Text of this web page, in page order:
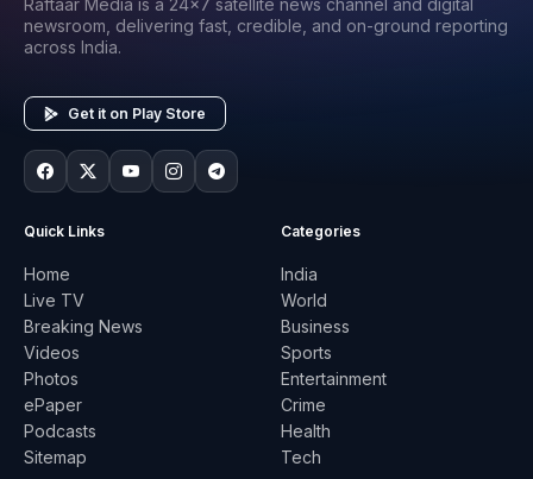
Raftaar Media is a 24x7 satellite news channel and digital
newsroom, delivering fast, credible, and on-ground reporting
across India.
Get it on Play Store
Quick Links
Home
Live TV
Breaking News
Videos
Photos
ePaper
Podcasts
Sitemap
Categories
India
World
Business
Sports
Entertainment
Crime
Health
Tech